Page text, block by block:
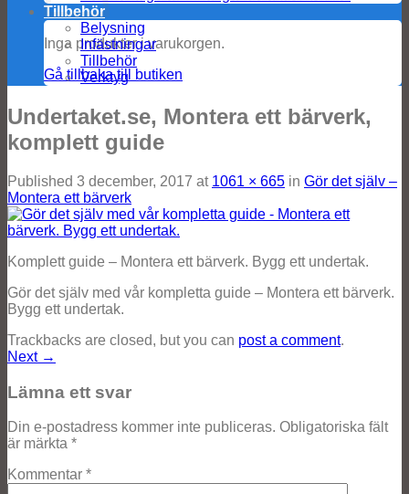
Inga produkter i varukorgen.
Gå tillbaka till butiken
Tillbehör
Belysning
Infästningar
Tillbehör
Verktyg
Undertaket.se, Montera ett bärverk,
komplett guide
Published 3 december, 2017 at 1061 × 665 in Gör det själv –
Montera ett bärverk
Komplett guide – Montera ett bärverk. Bygg ett undertak.
Gör det själv med vår kompletta guide – Montera ett bärverk.
Bygg ett undertak.
Trackbacks are closed, but you can post a comment.
Next →
Lämna ett svar
Din e-postadress kommer inte publiceras. Obligatoriska fält
är märkta *
Kommentar *